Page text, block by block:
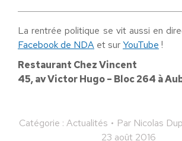
La rentrée politique se vit aussi en
Facebook de NDA et surYouTube !
Restaurant Chez Vincent
45, av Victor Hugo – Bloc 264 à
Catégorie : Actualités Par Nicolas
23 août 2016